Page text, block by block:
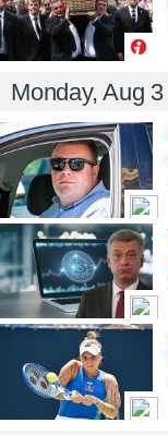
Monday, Aug 3